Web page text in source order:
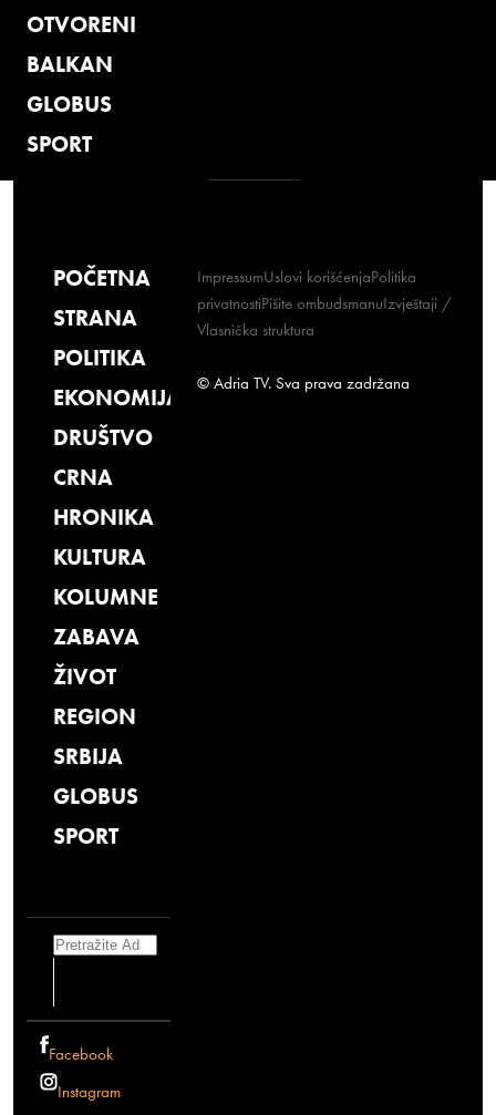
OTVORENI
BALKAN
GLOBUS
SPORT
POČETNA
STRANA
POLITIKA
EKONOMIJA
DRUŠTVO
CRNA
HRONIKA
KULTURA
KOLUMNE
ZABAVA
ŽIVOT
REGION
SRBIJA
GLOBUS
SPORT
Search
Facebook
Instagram
ImpressumUslovi korišćenjaPolitika
privatnostiPišite ombudsmanuIzvještaji /
Vlasnička struktura
© Adria TV. Sva prava zadržana